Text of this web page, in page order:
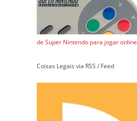
de Super Nintendo para jogar online
Coisas Legais via RSS / Feed